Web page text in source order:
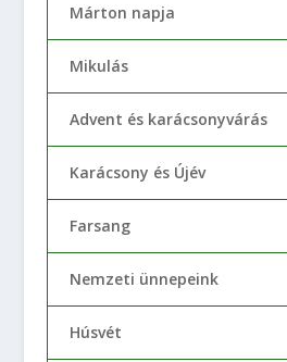
Márton napja
Mikulás
Advent és karácsonyvárás
Karácsony és Újév
Farsang
Nemzeti ünnepeink
Húsvét